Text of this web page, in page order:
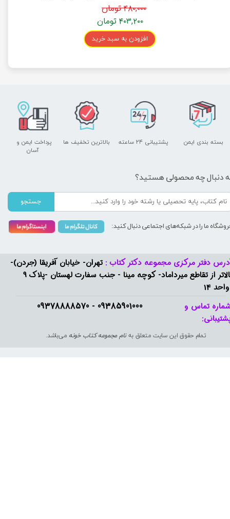
۴۸۰,۰۰۰ تومان
۴۰۳,۲۰۰ تومان
افزودن به سبد خرید
09385901000 - 09378888570​​​​​​​
دفتر مرکزی مجموعه دکتر کتاب : تهران- خیابان آفریقا (جردن)-
بالاتر از تقاطع میرداماد- کوچه مینا - جنب سفارت لهستان -پلاک 9
14
تمام حقوق این سایت متعلق بهنام مجموعه کتاب خونه می‌باشد.
تماس و
پشتیبانی ۲۴ ساعته
پرداخت ایمن و ​​​​​​​
آسان
بسته بندی ایمن بالاترین تخفیف ها
دنبال چه محصولی هستید؟
جستجو
ما را در شبکه‌های اجتماعی دنبال کنید: